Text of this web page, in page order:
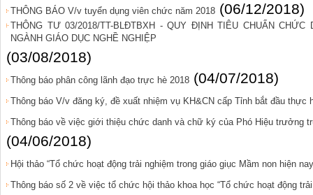
THÔNG BÁO V/v tuyển dụng viên chức năm 2018 (06/12/2018)
THÔNG TƯ 03/2018/TT-BLĐTBXH - QUY ĐỊNH TIÊU CHUẨN CHỨC
NGÀNH GIÁO DỤC NGHỀ NGHIỆP
(03/08/2018)
Thông báo phân công lãnh đạo trực hè 2018 (04/07/2018)
Thông báo V/v đăng ký, đề xuất nhiệm vụ KH&CN cấp Tỉnh bắt đầu thực
Thông báo về việc giới thiệu chức danh và chữ ký của Phó Hiệu trưởng
(04/06/2018)
Hội thảo “Tổ chức hoạt động trải nghiệm trong giáo giục Mầm non hiện
Thông báo số 2 về việc tổ chức hội thảo khoa học “Tổ chức hoạt động